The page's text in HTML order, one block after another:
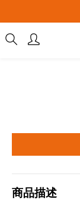
商品描述